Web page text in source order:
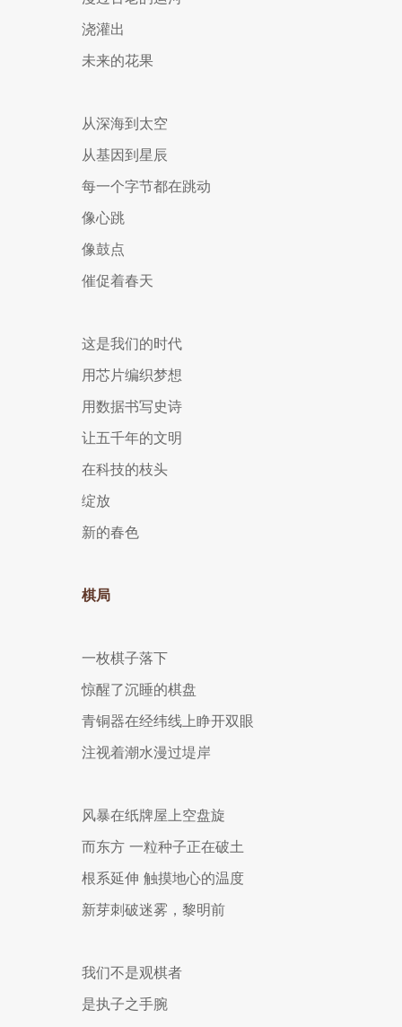
浇灌出
未来的花果
从深海到太空
从基因到星辰
每一个字节都在跳动
像心跳
像鼓点
催促着春天
这是我们的时代
用芯片编织梦想
用数据书写史诗
让五千年的文明
在科技的枝头
绽放
新的春色
棋局
一枚棋子落下
惊醒了沉睡的棋盘
青铜器在经纬线上睁开双眼
注视着潮水漫过堤岸
风暴在纸牌屋上空盘旋
而东方 一粒种子正在破土
根系延伸 触摸地心的温度
新芽刺破迷雾，黎明前
我们不是观棋者
是执子之手腕